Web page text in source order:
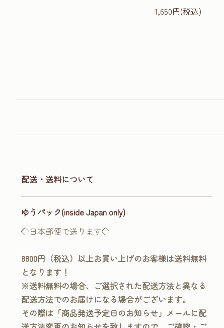
1,650円(税込)
配送・送料について
ゆうパック(inside Japan only)
◇日本郵便で送ります◇
8800円（税込）以上お買い上げのお客様は送料無料
となります！
※送料無料の場合、ご選択された配送方法と異なる
配送方法でのお届けになる場合がございます。
その際は「商品発送予定日のお知らせ」メールに配